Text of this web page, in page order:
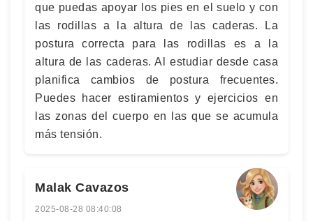
que puedas apoyar los pies en el suelo y con
las rodillas a la altura de las caderas. La
postura correcta para las rodillas es a la
altura de las caderas. Al estudiar desde casa
planifica cambios de postura frecuentes.
Puedes hacer estiramientos y ejercicios en
las zonas del cuerpo en las que se acumula
más tensión.
Malak Cavazos
2025-08-28 08:40:08